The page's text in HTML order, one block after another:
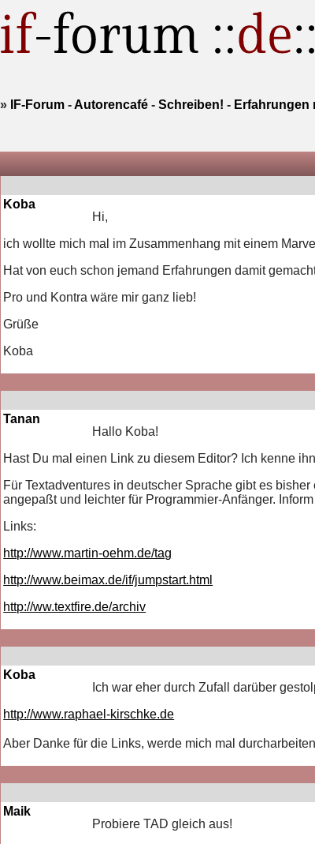
» IF-Forum -Autorencafé - Schreiben! - Erfahrungen
Koba
Hi,
ich wollte mich mal im Zusammenhang mit einem
Hat von euch schon jemand Erfahrungen damit
Pro und Kontra wäre mir ganz lieb!
Grüße
Koba
Tanan
Hallo Koba!
Hast Du mal einen Link zu diesem Editor? Ich kenne
Für Textadventures in deutscher Sprache gibt es
angepaßt und leichter für Programmier-Anfänger.
Links:
http://www.martin-oehm.de/tag
http://www.beimax.de/if/jumpstart.html
http://ww.textfire.de/archiv
Koba
Ich war eher durch Zufall darüber
http://www.raphael-kirschke.de
Aber Danke für die Links, werde mich mal
Maik
Probiere TAD gleich aus!